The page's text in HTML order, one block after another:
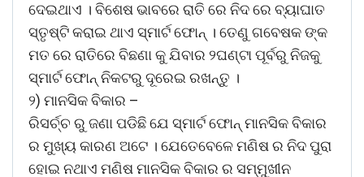
ଦେଇଥାଏ । ବିଶେଷ ଭାବରେ ରାତି ରେ ନିଦ ରେ ବ୍ୟାଘାତ
ସ୍ତୃଷ୍ଟି କରାଇ ଥାଏ ସ୍ମାର୍ଟ ଫୋନ୍ । ତେଣୁ ଗବେଷକ ଙ୍କ
ମତ ରେ ରାତିରେ ବିଛଣା କୁ ଯିବାର ୨ଘଣ୍ଟା ପୂର୍ବରୁ ନିଜକୁ
ସ୍ମାର୍ଟ ଫୋନ୍ ନିକଟରୁ ଦୂରେଇ ରଖନ୍ତୁ ।
୨) ମାନସିକ ବିକାର –
ରିସର୍ଚ୍ଚ ରୁ ଜଣା ପଡିଛି ଯେ ସ୍ମାର୍ଟ ଫୋନ୍ ମାନସିକ ବିକାର
ର ମୁଖ୍ୟ କାରଣ ଅଟେ । ଯେତେବେଳେ ମଣିଷ ର ନିଦ ପୁରା
ହୋଇ ନଥାଏ ମଣିଷ ମାନସିକ ବିକାର ର ସମ୍ମୁଖୀନ